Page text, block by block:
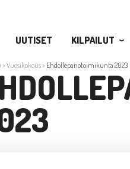
UUTISET
KILPAILUT
>Vuosikokous> Ehdollepanotoimikunta 2023